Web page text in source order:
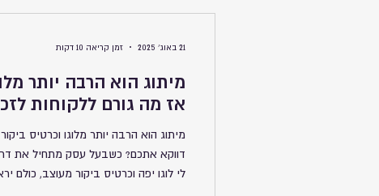
מיתוג הוא הרבה יותר
אז מה גורם ללקוחות
מיתוג הוא הרבה יותר מלוגו וכרטיס
דווקא אתכם? כשבעל עסק מתחיל את
לי לוגו יפה וכרטיס ביקור מעוצב, כולם
21 באוג׳ 2025 זמן קריאה 10 דקות